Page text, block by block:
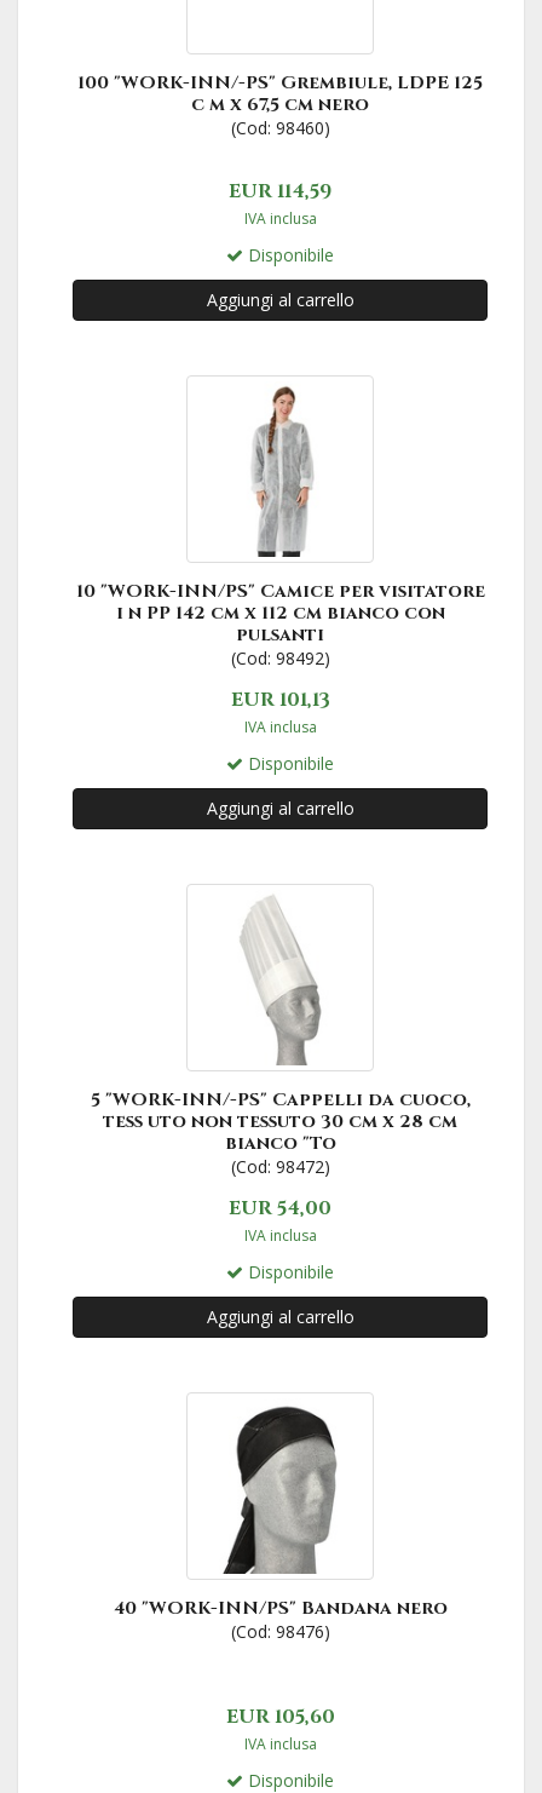
100 "WORK-INN/-PS" Grembiule, LDPE 125
c m x 67,5 cm nero
(Cod: 98460)
EUR 114,59
IVA inclusa
Disponibile
Aggiungi al carrello
10 "WORK-INN/PS" Camice per visitatore
i n PP 142 cm x 112 cm bianco con
pulsanti
(Cod: 98492)
EUR 101,13
IVA inclusa
Disponibile
Aggiungi al carrello
5 "WORK-INN/-PS" Cappelli da cuoco,
tess uto non tessuto 30 cm x 28 cm
bianco "To
(Cod: 98472)
EUR 54,00
IVA inclusa
Disponibile
Aggiungi al carrello
40 "WORK-INN/PS" Bandana nero
(Cod: 98476)
EUR 105,60
IVA inclusa
Disponibile